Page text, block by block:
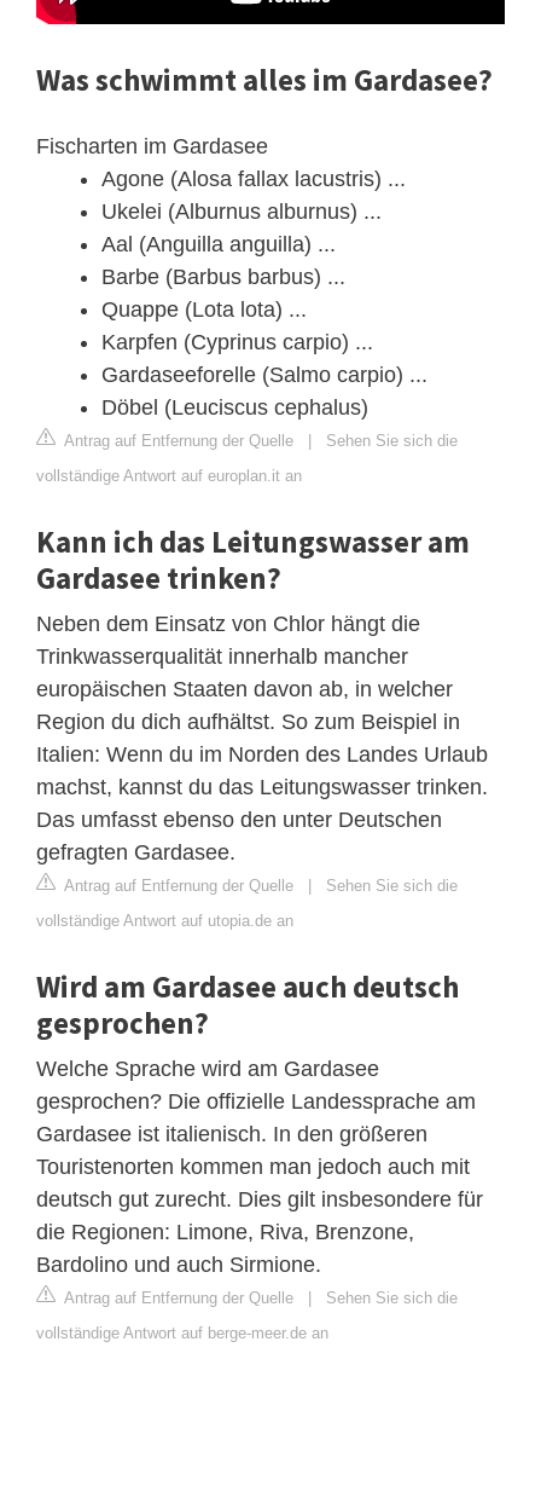
Was schwimmt alles im Gardasee?
Fischarten im Gardasee
Agone (Alosa fallax lacustris) ...
Ukelei (Alburnus alburnus) ...
Aal (Anguilla anguilla) ...
Barbe (Barbus barbus) ...
Quappe (Lota lota) ...
Karpfen (Cyprinus carpio) ...
Gardaseeforelle (Salmo carpio) ...
Döbel (Leuciscus cephalus)
Antrag auf Entfernung der Quelle | Sehen Sie sich die
vollständige Antwort auf europlan.it an
Kann ich das Leitungswasser am
Gardasee trinken?
Neben dem Einsatz von Chlor hängt die
Trinkwasserqualität innerhalb mancher
europäischen Staaten davon ab, in welcher
Region du dich aufhältst. So zum Beispiel in
Italien: Wenn du im Norden des Landes Urlaub
machst, kannst du das Leitungswasser trinken.
Das umfasst ebenso den unter Deutschen
gefragten Gardasee.
Antrag auf Entfernung der Quelle | Sehen Sie sich die
vollständige Antwort auf utopia.de an
Wird am Gardasee auch deutsch
gesprochen?
Welche Sprache wird am Gardasee
gesprochen? Die offizielle Landessprache am
Gardasee ist italienisch. In den größeren
Touristenorten kommen man jedoch auch mit
deutsch gut zurecht. Dies gilt insbesondere für
die Regionen: Limone, Riva, Brenzone,
Bardolino und auch Sirmione.
Antrag auf Entfernung der Quelle | Sehen Sie sich die
vollständige Antwort auf berge-meer.de an